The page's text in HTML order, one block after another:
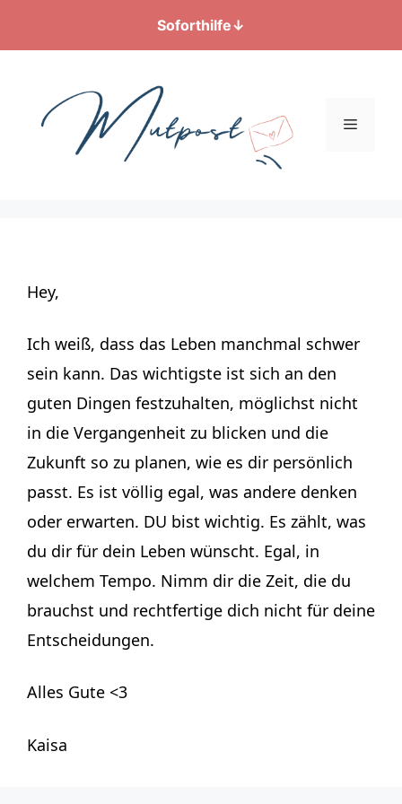
Soforthilfe↓
springen
Menü
Hey,
Ich weiß, dass das Leben manchmal schwer
sein kann. Das wichtigste ist sich an den
guten Dingen festzuhalten, möglichst nicht
in die Vergangenheit zu blicken und die
Zukunft so zu planen, wie es dir persönlich
passt. Es ist völlig egal, was andere denken
oder erwarten. DU bist wichtig. Es zählt, was
du dir für dein Leben wünscht. Egal, in
welchem Tempo. Nimm dir die Zeit, die du
brauchst und rechtfertige dich nicht für deine
Entscheidungen.
Alles Gute <3
Kaisa